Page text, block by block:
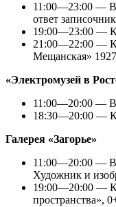
11:00—23:00 —
ответ
19:00—23:00 —
21:00—22:00 —
Мещанская»
«Электромузей в
11:00—20:00 —
18:30—20:00 —
Галерея «Загорье»
11:00—20:00 —
Художник и
19:00—20:00 —
пространства»,